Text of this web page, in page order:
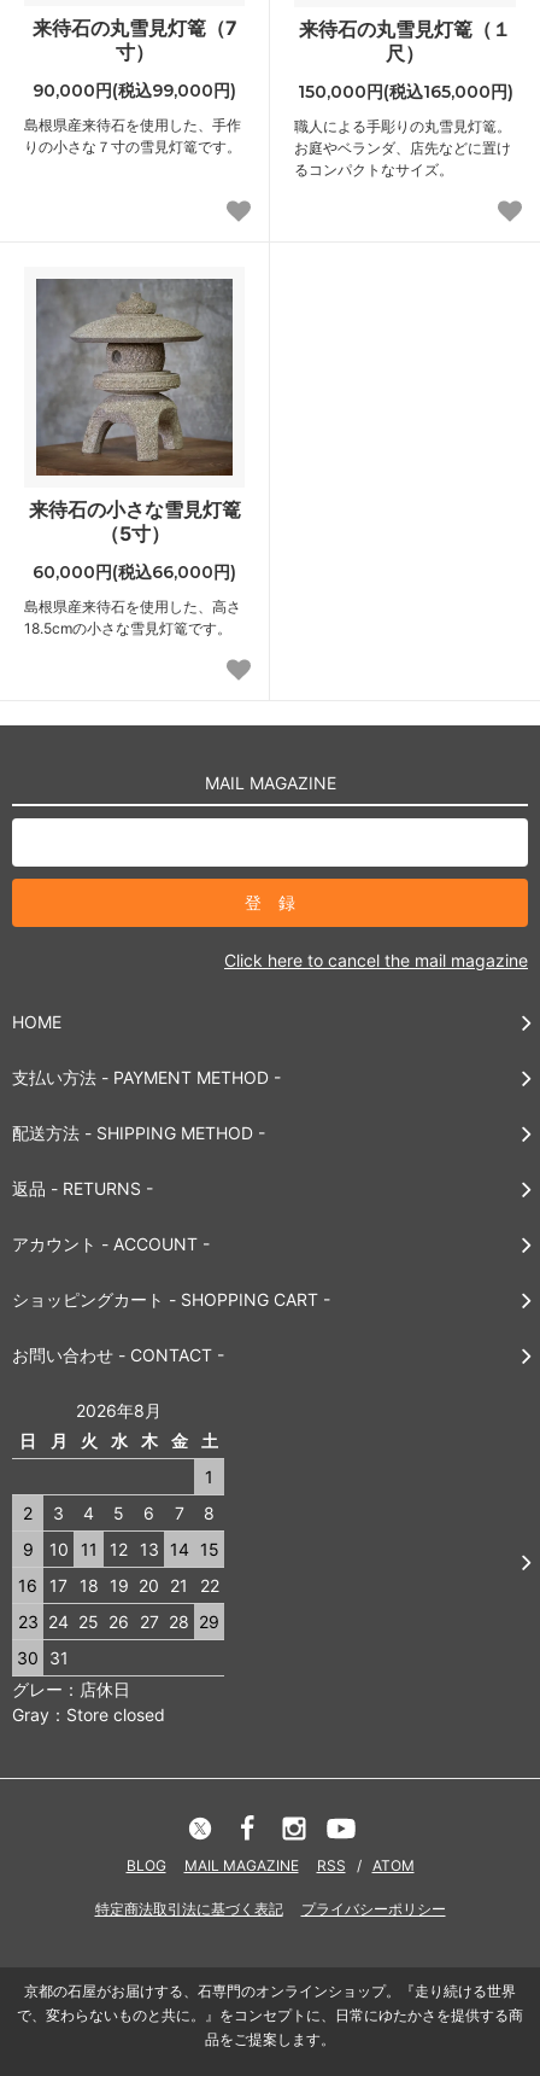
来待石の丸雪見灯篭（7
寸）
90,000円(税込99,000円)
島根県産来待石を使用した、手作
りの小さな７寸の雪見灯篭です。
来待石の丸雪見灯篭（１
尺）
150,000円(税込165,000円)
職人による手彫りの丸雪見灯篭。
お庭やベランダ、店先などに置け
るコンパクトなサイズ。
来待石の小さな雪見灯篭
（5寸）
60,000円(税込66,000円)
島根県産来待石を使用した、高さ
18.5cmの小さな雪見灯篭です。
MAIL MAGAZINE
Click here to cancel the mail magazine
HOME
支払い方法 - PAYMENT METHOD -
配送方法 - SHIPPING METHOD -
返品 - RETURNS -
アカウント - ACCOUNT -
ショッピングカート - SHOPPING CART -
お問い合わせ - CONTACT -
2026年8月
日
月 火 水 木 金
土
1
2
3 4 5 6 7
8
9
10 11 12 13 14
15
16
17 18 19 20 21
22
23 24 25 26 27 28 29
30
31
グレー：店休日
Gray：Store closed
BLOG MAIL MAGAZINE RSS / ATOM
特定商法取引法に基づく表記 プライバシーポリシー
京都の石屋がお届けする、石専門のオンラインショップ。『走り続ける世界
で、変わらないものと共に。』をコンセプトに、日常にゆたかさを提供する商
品をご提案します。